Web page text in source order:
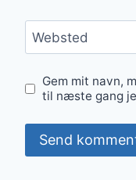
Websted
Gem mit navn,
til næste gang